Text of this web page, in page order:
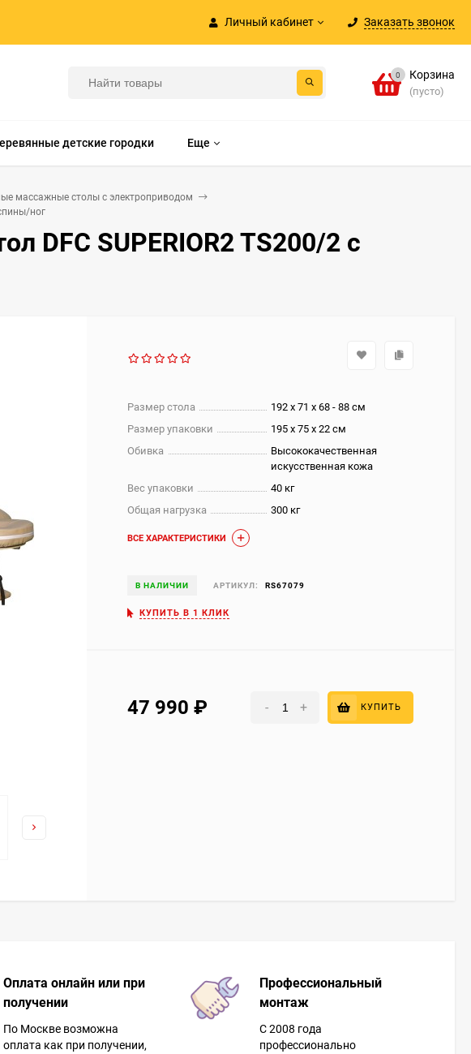
Личный кабинет Заказать звонок
0 Корзина
(пусто)
детские городки Еще
массажные столы с электроприводом
ног
DFC SUPERIOR2 TS200/2 с
Размер стола
192 х 71 х 68 - 88 см
Размер упаковки
195 x 75 x 22 см
Обивка
Высококачественная
искусственная кожа
Вес упаковки
40 кг
Общая нагрузка
300 кг
ВСЕ ХАРАКТЕРИСТИКИ
В НАЛИЧИИ АРТИКУЛ: RS67079
КУПИТЬ В 1 КЛИК
47 990 - + КУПИТЬ
Оплата онлайн или при
получении
По Москве возможна
оплата как при получении,
Профессиональный
монтаж
С 2008 года
профессионально